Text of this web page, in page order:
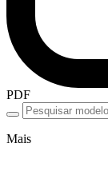
PDF
Mais